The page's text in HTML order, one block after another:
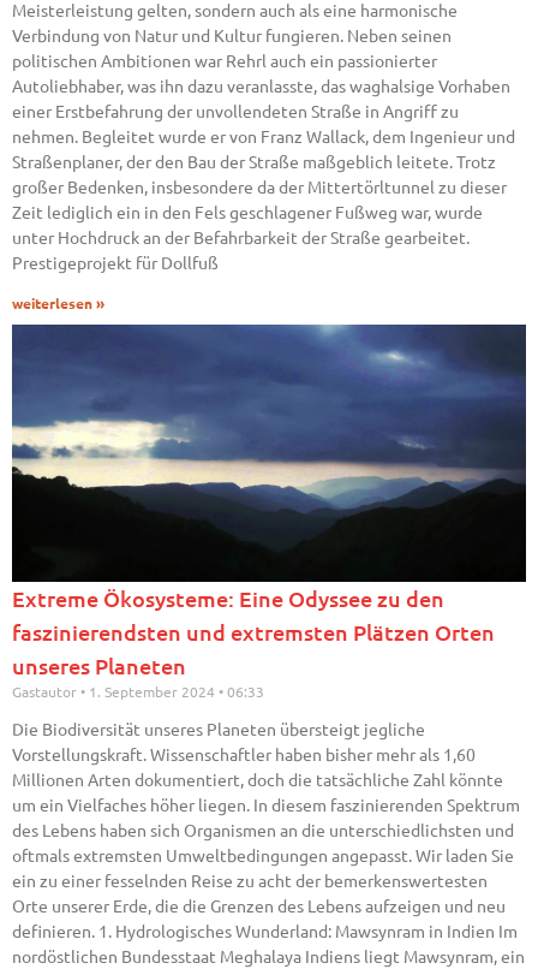
Meisterleistung gelten, sondern auch als eine harmonische
Verbindung von Natur und Kultur fungieren. Neben seinen
politischen Ambitionen war Rehrl auch ein passionierter
Autoliebhaber, was ihn dazu veranlasste, das waghalsige Vorhaben
einer Erstbefahrung der unvollendeten Straße in Angriff zu
nehmen. Begleitet wurde er von Franz Wallack, dem Ingenieur und
Straßenplaner, der den Bau der Straße maßgeblich leitete. Trotz
großer Bedenken, insbesondere da der Mittertörltunnel zu dieser
Zeit lediglich ein in den Fels geschlagener Fußweg war, wurde
unter Hochdruck an der Befahrbarkeit der Straße gearbeitet.
Prestigeprojekt für Dollfuß
weiterlesen »
Extreme Ökosysteme: Eine Odyssee zu den
faszinierendsten und extremsten Plätzen Orten
unseres Planeten
Gastautor 1. September 2024 06:33
Die Biodiversität unseres Planeten übersteigt jegliche
Vorstellungskraft. Wissenschaftler haben bisher mehr als 1,60
Millionen Arten dokumentiert, doch die tatsächliche Zahl könnte
um ein Vielfaches höher liegen. In diesem faszinierenden Spektrum
des Lebens haben sich Organismen an die unterschiedlichsten und
oftmals extremsten Umweltbedingungen angepasst. Wir laden Sie
ein zu einer fesselnden Reise zu acht der bemerkenswertesten
Orte unserer Erde, die die Grenzen des Lebens aufzeigen und neu
definieren. 1. Hydrologisches Wunderland: Mawsynram in Indien Im
nordöstlichen Bundesstaat Meghalaya Indiens liegt Mawsynram, ein